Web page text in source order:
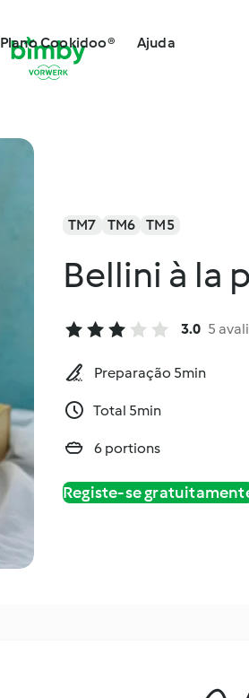
Plano Cookidoo® Ajuda
TM7 TM6 TM5
Bellini à la
3.0 5
Preparação 5min
Total 5min
6 portions
Registe-se